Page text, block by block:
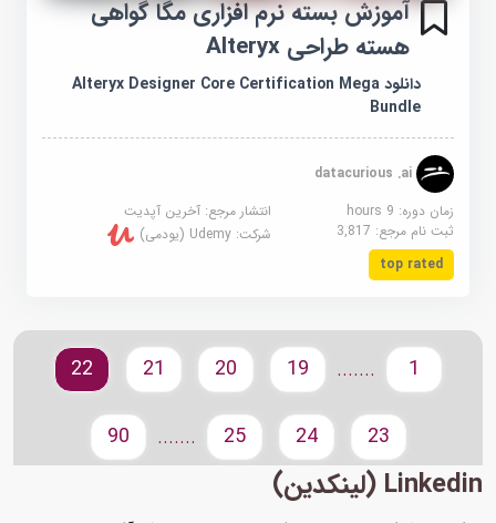
آموزش بسته نرم افزاری مگا گواهی
هسته طراحی Alteryx
دانلود Alteryx Designer Core Certification Mega
Bundle
datacurious .ai
زمان دوره: 9 hours
انتشار مرجع:آخرین آپدیت
ثبت نام مرجع:3,817 شرکت:Udemy (یودمی)
top rated
.......
19
20
21
22
23
24
25
.......
90
Linkedin (لینکدین)